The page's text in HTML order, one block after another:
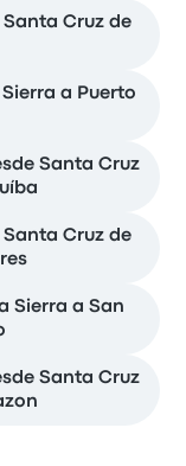
Cruz de
a Puerto
Santa Cruz
Cruz de
Sierra a San
Santa Cruz